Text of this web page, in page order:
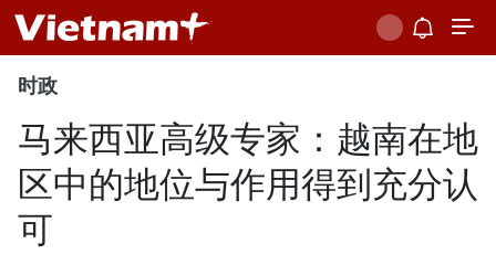
时政
马来西亚高级专家：越南在地
区中的地位与作用得到充分认
可